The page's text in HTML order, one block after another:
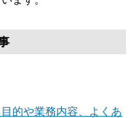
的や業務内容、よくあ